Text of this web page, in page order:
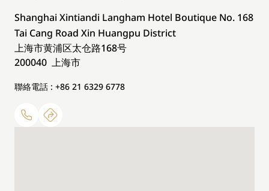
Shanghai Xintiandi Langham Hotel Boutique No. 168
Tai Cang Road Xin Huangpu District
上海市黄浦区太仓路168号
200040 上海市
聯絡電話 : +86 21 6329 6778